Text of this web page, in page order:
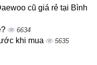
cũ giá rẻ tại Bình
6634
khi mua 5635